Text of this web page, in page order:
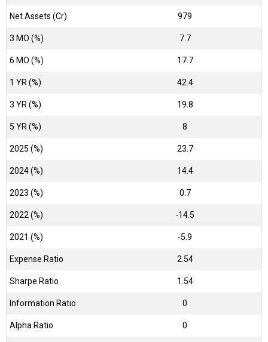
Net Assets (Cr) ₹979
3 MO (%) 7.7
6 MO (%) 17.7
1 YR (%) 42.4
3 YR (%) 19.8
5 YR (%) 8
2025 (%) 23.7
2024 (%) 14.4
2023 (%) 0.7
2022 (%) -14.5
2021 (%) -5.9
Expense Ratio 2.54
Sharpe Ratio 1.54
Information Ratio 0
Alpha Ratio 0